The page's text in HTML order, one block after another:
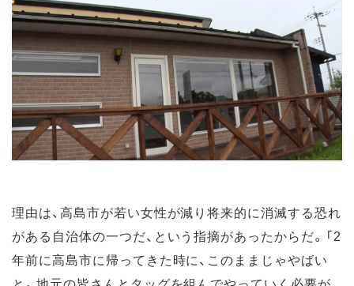
理由は、高島市が若い女性が減り将来的に消滅する恐れ
がある自治体の一つだ、という指摘があったからだ。「2
年前に高島市に帰ってきた時に、このままじゃやばい